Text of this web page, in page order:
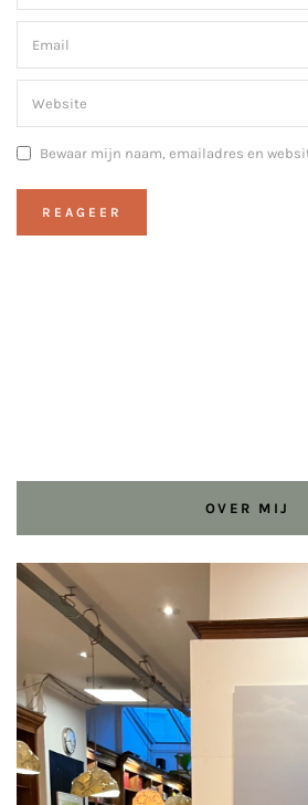
Bewaar mijn naam, emailadres en
OVER MIJ